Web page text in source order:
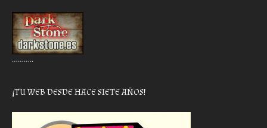
………..
¡TU WEB DESDE HACE SIETE AÑOS!